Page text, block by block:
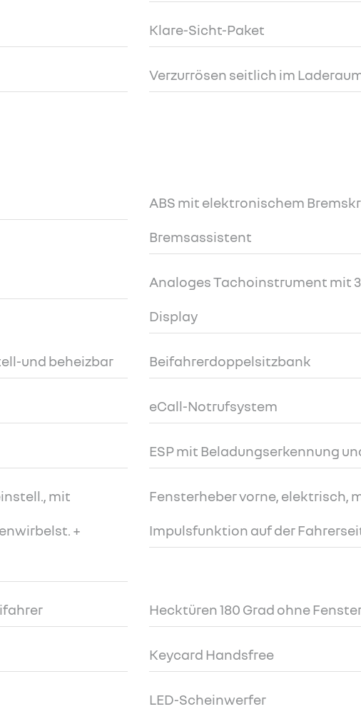
Klare-Sicht-Paket
Verzurrösen seitlich im
ABS mit elektronischem
Bremsassistent
Analoges Tachoinstrument mit
Display
und beheizbar Beifahrerdoppelsitzbank
eCall-Notrufsystem
ESP mit Beladungserkennung
mit
+
Fensterheber vorne, elektrisch,
Impulsfunktion auf der
Hecktüren 180 Grad ohne
Keycard Handsfree
LED-Scheinwerfer